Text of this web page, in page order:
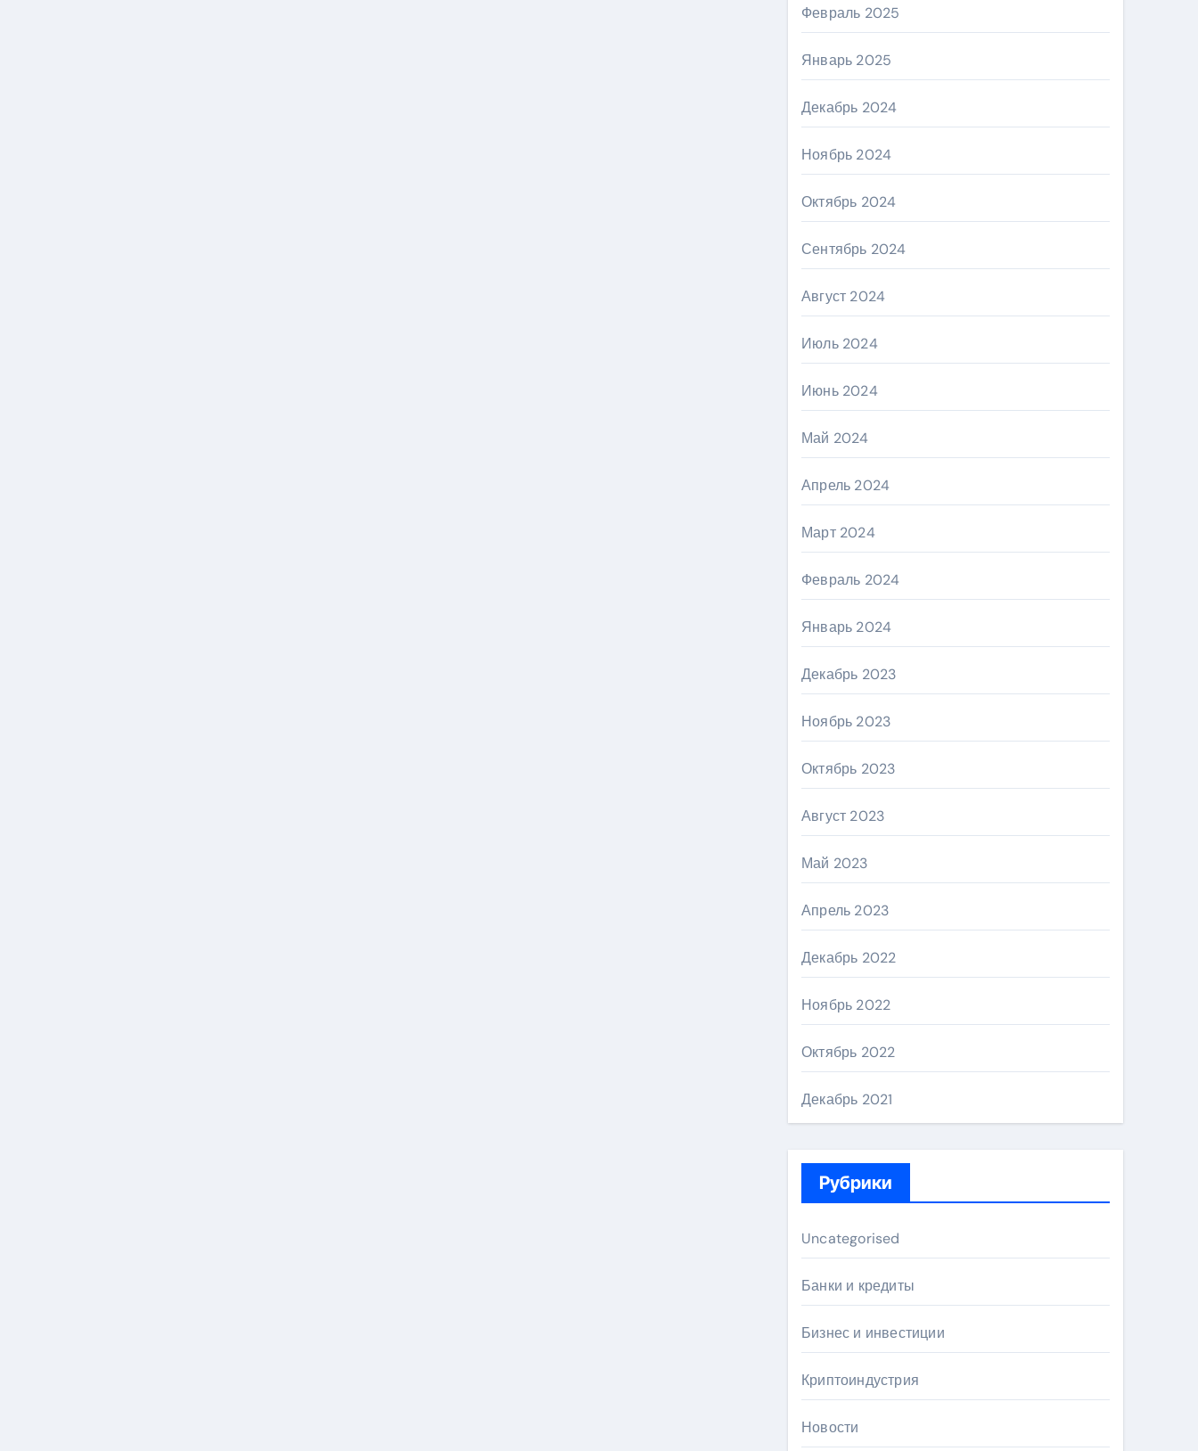
Февраль 2025
Январь 2025
Декабрь 2024
Ноябрь 2024
Октябрь 2024
Сентябрь 2024
Август 2024
Июль 2024
Июнь 2024
Май 2024
Апрель 2024
Март 2024
Февраль 2024
Январь 2024
Декабрь 2023
Ноябрь 2023
Октябрь 2023
Август 2023
Май 2023
Апрель 2023
Декабрь 2022
Ноябрь 2022
Октябрь 2022
Декабрь 2021
Рубрики
Uncategorised
Банки и кредиты
Бизнес и инвестиции
Криптоиндустрия
Новости